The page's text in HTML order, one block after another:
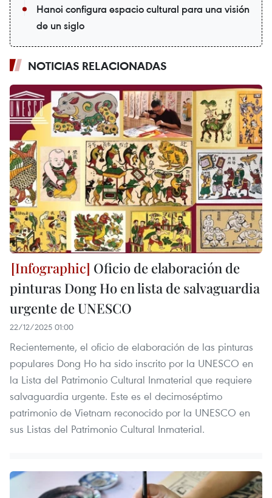
Hanoi configura espacio cultural para una visión
de un siglo
NOTICIAS RELACIONADAS
Oficio de elaboración de
pinturas Dong Ho en lista de salvaguardia
urgente de UNESCO
22/12/2025 01:00
Recientemente, el oficio de elaboración de las pinturas
populares Dong Ho ha sido inscrito por la UNESCO en
la Lista del Patrimonio Cultural Inmaterial que requiere
salvaguardia urgente. Este es el decimoséptimo
patrimonio de Vietnam reconocido por la UNESCO en
sus Listas del Patrimonio Cultural Inmaterial.